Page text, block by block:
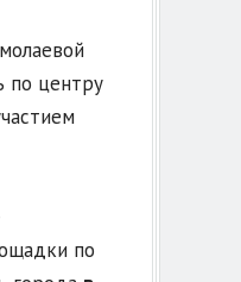
по центру
по